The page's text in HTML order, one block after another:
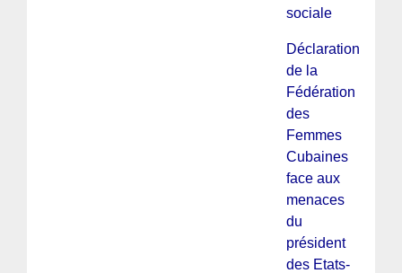
sociale
Déclaration
de la
Fédération
des
Femmes
Cubaines
face aux
menaces
du
président
des Etats-